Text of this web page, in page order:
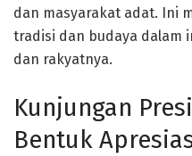
dan masyarakat adat. Ini
tradisi dan budaya dalam
dan rakyatnya.
Kunjungan
Bentuk